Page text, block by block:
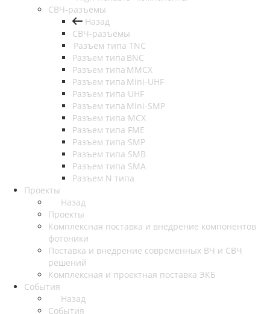
СВЧ-разъёмы
Назад
СВЧ-разъёмы
Разъем типа TNC
Разъем типа BNC
Разъем типа MMCX
Разъем типа Mini-UHF
Разъем типа UHF
Разъем типа Mini-SMP
Разъем типа MCX
Разъем типа FME
Разъем типа SMP
Разъем типа SMB
Разъем типа SMA
Разъем N типа
Проекты
Назад
Проекты
Комплексная поставка и внедрение компонентов
фотоники
Поставка и внедрение современных ВЧ и СВЧ
решений
Комплексная и проектная поставка ЭКБ
События
Назад
События